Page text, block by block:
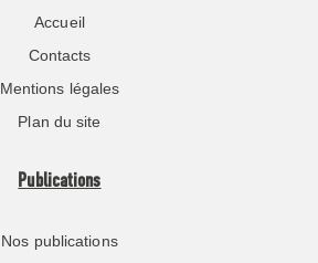
Accueil
Contacts
Mentions légales
Plan du site
Publications
Nos publications